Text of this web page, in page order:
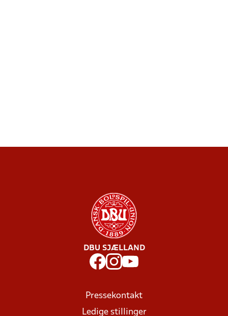
DBU SJÆLLAND
Pressekontakt
Ledige stillinger